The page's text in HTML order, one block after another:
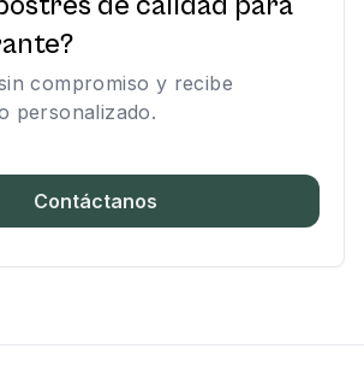
compromiso y recibe
personalizado.
Contáctanos